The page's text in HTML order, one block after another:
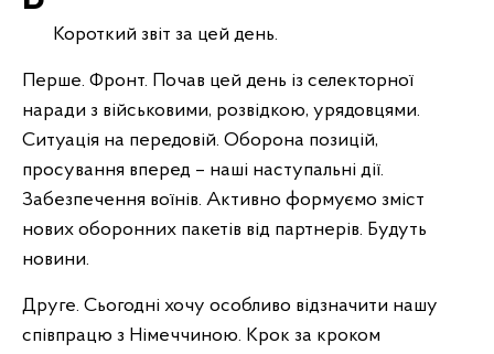
Короткий звіт за цей день.
Перше. Фронт. Почав цей день із селекторної
наради з військовими, розвідкою, урядовцями.
Ситуація на передовій. Оборона позицій,
просування вперед – наші наступальні дії.
Забезпечення воїнів. Активно формуємо зміст
нових оборонних пакетів від партнерів. Будуть
новини.
Друге. Сьогодні хочу особливо відзначити нашу
співпрацю з Німеччиною. Крок за кроком